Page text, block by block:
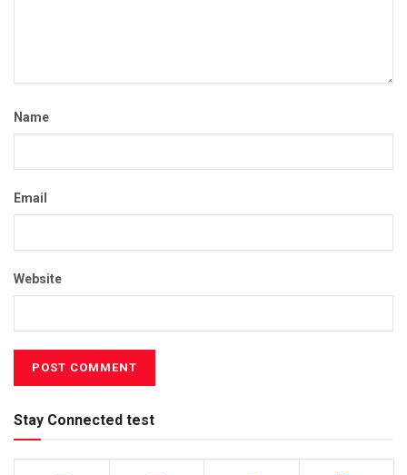
Name
Email
Website
Stay Connected test